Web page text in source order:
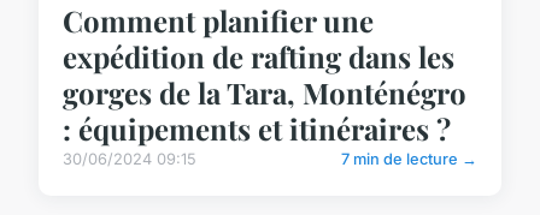
Comment planifier une
expédition de rafting dans les
gorges de la Tara, Monténégro
: équipements et itinéraires ?
30/06/2024 09:15 7 min de lecture →